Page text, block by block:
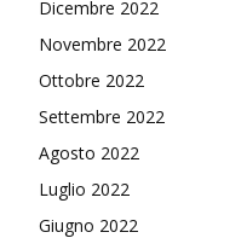
Dicembre 2022
Novembre 2022
Ottobre 2022
Settembre 2022
Agosto 2022
Luglio 2022
Giugno 2022